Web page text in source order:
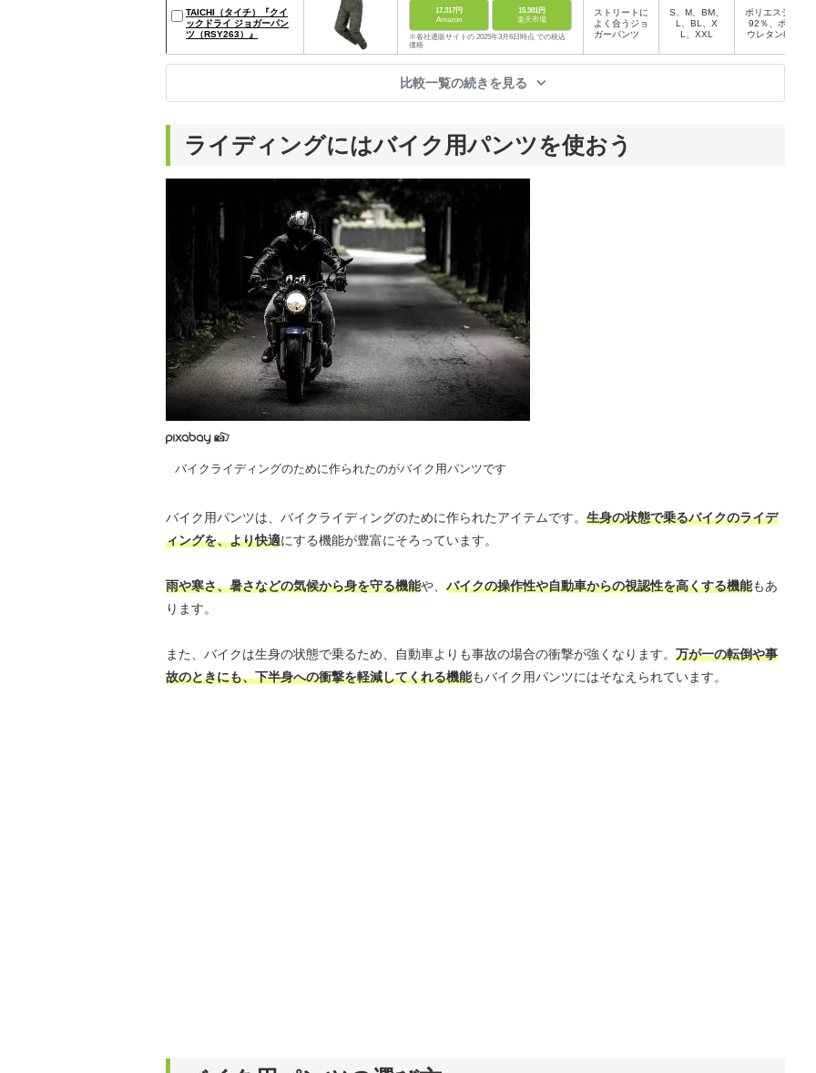
TAICHI（タイチ）『クイ
ックドライ ジョガーパン
ツ（RSY263）』
17,317円
Amazon
15,301円
楽天市場
※各社通販サイトの 2025年3月6日時点 での税込
価格
ストリートに
よく合うジョ
ガーパンツ
S、M、BM、
L、BL、X
L、XXL
ポリエステル
92％、ポリ
ウレタン8％
比較一覧の続きを見る
ライディングにはバイク用パンツを使おう
バイクライディングのために作られたのがバイク用パンツです
バイク用パンツは、バイクライディングのために作られたアイテムです。 生身の状態で乗るバイクのライデ
ィングを、より快適にする機能が豊富にそろっています。
雨や寒さ、暑さなどの気候から身を守る機能や、 バイクの操作性や自動車からの視認性を高くする機能もあ
ります。
また、バイクは生身の状態で乗るため、自動車よりも事故の場合の衝撃が強くなります。 万が一の転倒や事
故のときにも、下半身への衝撃を軽減してくれる機能もバイク用パンツにはそなえられています。